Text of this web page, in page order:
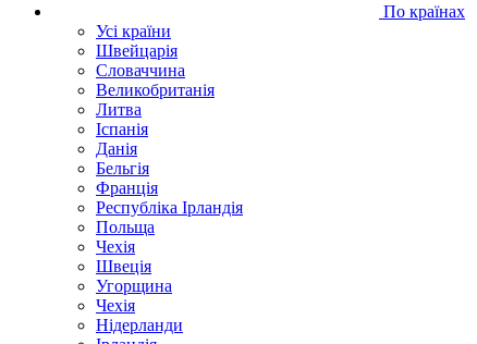
По країнах
Усі країни
Швейцарія
Словаччина
Великобританія
Литва
Іспанія
Данія
Бельгія
Франція
Республіка Ірландія
Польща
Чехія
Швецiя
Угорщина
Чехія
Нідерланди